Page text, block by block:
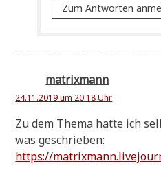
Zum Antworten
matrixmann
24.11.2019 um 20:18 Uhr
Zu dem The­ma hat­te ich
was geschrie­ben:
https://